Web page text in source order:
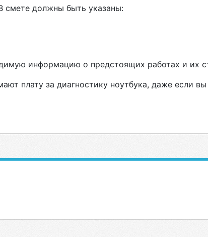
смете должны быть указаны:
информацию о предстоящих работах и их
плату за диагностику ноутбука, даже если